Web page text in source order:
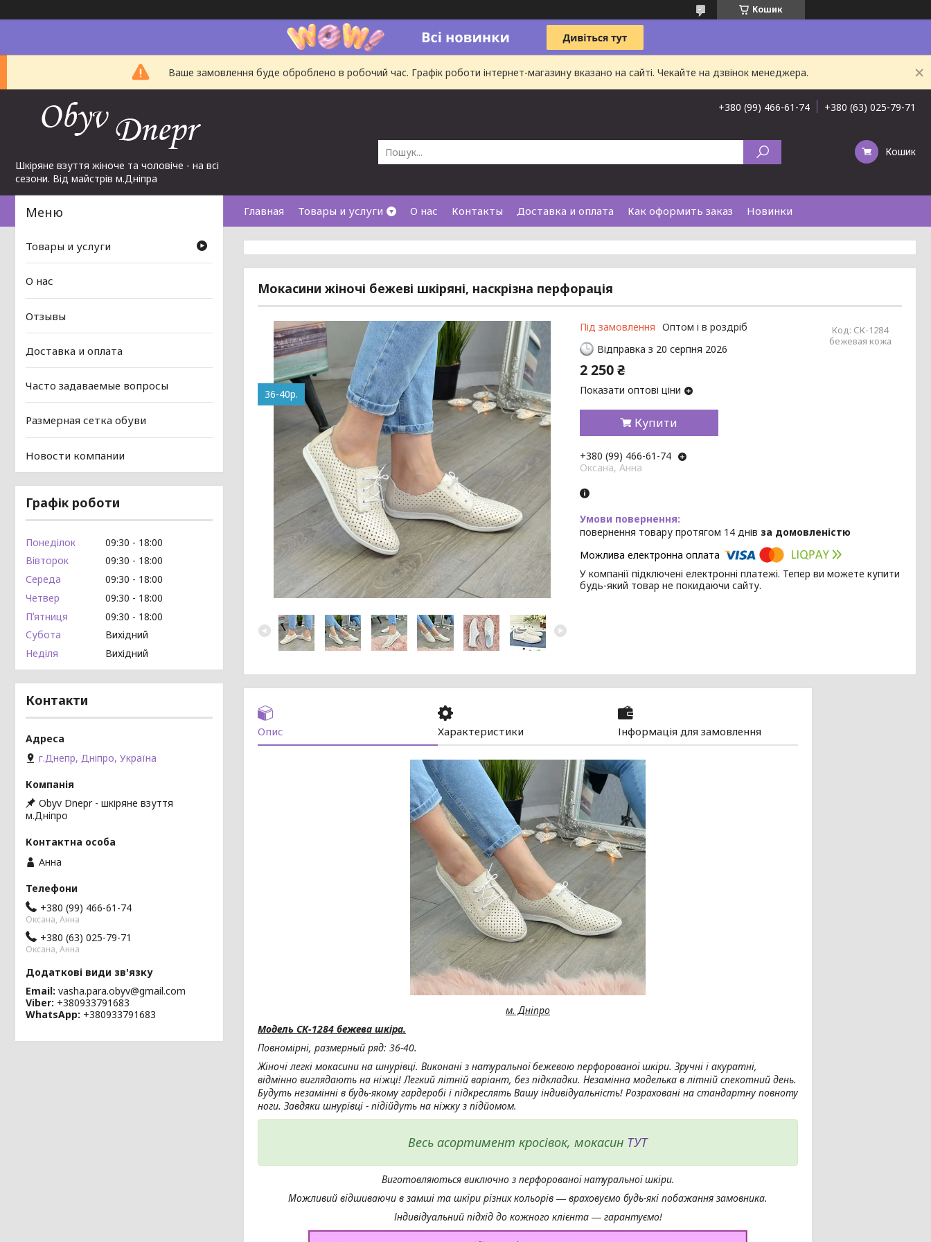
Кошик
Ваше замовлення буде оброблено в робочий час. Графік роботи інтернет-магазину вказано на сайті. Чекайте на дзвінок менеджера.
Шкіряне взуття жіноче та чоловіче - на всі
сезони. Від майстрів м.Дніпра
+380 (99) 466-61-74 +380 (63) 025-79-71
Кошик
Главная Товары и услуги О нас Контакты Доставка и оплата Как оформить заказ Новинки
Мокасини жіночі бежеві шкіряні, наскрізна перфорація
36-40р.
Під замовлення Оптом і в роздріб Код: СК-1284
бежевая кожа
Відправка з 20 серпня 2026
2 250 ₴
Показати оптові ціни
Купити
+380 (99) 466-61-74
Оксана, Анна
повернення товару протягом 14 днів за домовленістю
У компанії підключені електронні платежі. Тепер ви можете купити
будь-який товар не покидаючи сайту.
Опис Характеристики Інформація для замовлення
м. Дніпро
Модель СК-1284 бежева шкіра.
Повномірні, размерный ряд: 36-40.
Жіночі легкі мокасини на шнурівці. Виконані з натуральної бежевою перфорованої шкіри. Зручні і акуратні,
відмінно виглядають на ніжці! Легкий літній варіант, без підкладки. Незамінна моделька в літній спекотний день.
Будуть незамінні в будь-якому гардеробі і підкреслять Вашу індивідуальність! Розраховані на стандартну повноту
ноги. Завдяки шнурівці - підійдуть на ніжку з підйомом.
Весь асортимент кросівок, мокасин ТУТ
Виготовляються виключно з перфорованої натуральної шкіри.
Можливий відшиваючи в замші та шкіри різних кольорів ― враховуємо будь-які побажання замовника.
Індивідуальний підхід до кожного клієнта ― гарантуємо!
Товары и услуги
О нас
Отзывы
Доставка и оплата
Часто задаваемые вопросы
Размерная сетка обуви
Новости компании
Графік роботи
Понеділок 09:30
18:00
Вівторок
09:30
18:00
Середа
09:30
18:00
Четвер
09:30
18:00
Пʼятниця
09:30
18:00
Субота
Вихідний
Неділя
Вихідний
Контакти
г.Днепр, Дніпро, Україна
Obyv Dnepr - шкіряне взуття
м.Дніпро
Анна
+380 (99) 466-61-74
Оксана, Анна
+380 (63) 025-79-71
Оксана, Анна
Email vasha.para.obyv@gmail.com
Viber +380933791683
WhatsApp +380933791683